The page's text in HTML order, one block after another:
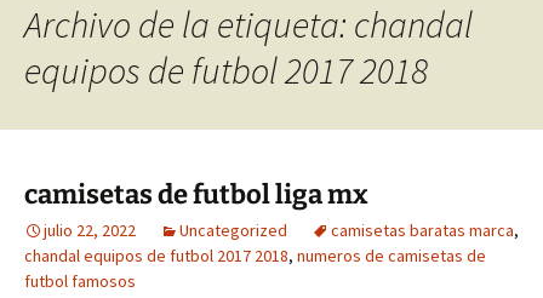
Archivo de la etiqueta: chandal
equipos de futbol 2017 2018
camisetas de futbol liga mx
julio 22, 2022 Uncategorized camisetas baratas marca,
chandal equipos de futbol 2017 2018, numeros de camisetas de
futbol famosos